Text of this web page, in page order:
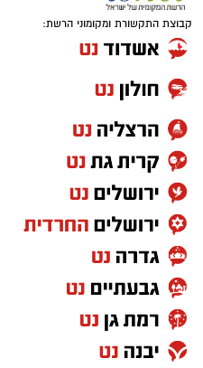
קבוצת התקשורת ומקומוני הרשת: